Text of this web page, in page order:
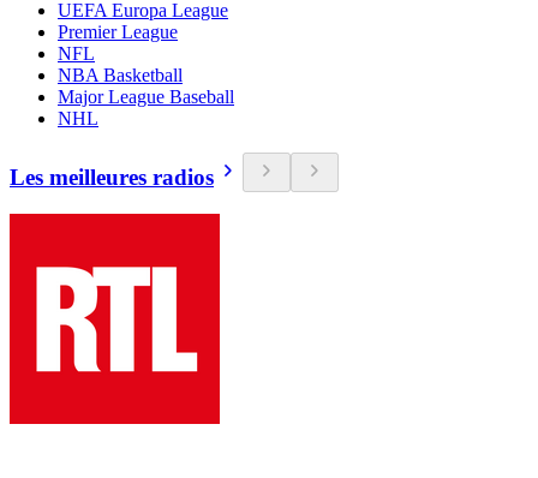
UEFA Europa League
Premier League
NFL
NBA Basketball
Major League Baseball
NHL
Les meilleures radios